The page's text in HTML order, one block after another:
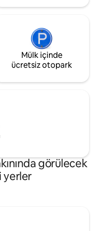
Mülk içinde
ücretsiz otopark
görülecek
yerler